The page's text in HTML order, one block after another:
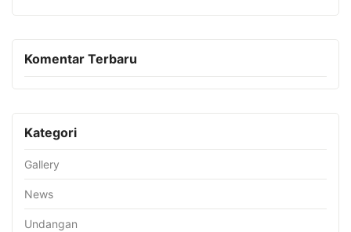
Komentar Terbaru
Kategori
Gallery
News
Undangan